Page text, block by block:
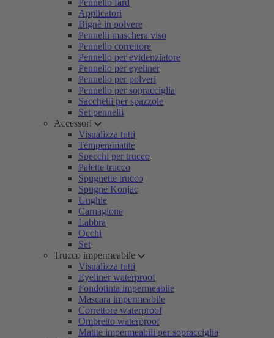
Pennello fard
Applicatori
Bignè in polvere
Pennelli maschera viso
Pennello correttore
Pennello per evidenziatore
Pennello per eyeliner
Pennello per polveri
Pennello per sopracciglia
Sacchetti per spazzole
Set pennelli
Accessori
Visualizza tutti
Temperamatite
Specchi per trucco
Palette trucco
Spugnette trucco
Spugne Konjac
Unghie
Carnagione
Labbra
Occhi
Set
Trucco impermeabile
Visualizza tutti
Eyeliner waterproof
Fondotinta impermeabile
Mascara impermeabile
Correttore waterproof
Ombretto waterproof
Matite impermeabili per sopracciglia